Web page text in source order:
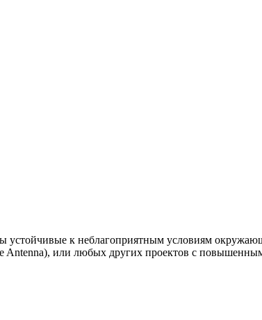
к неблагоприятным условиям
или любых других проектов с